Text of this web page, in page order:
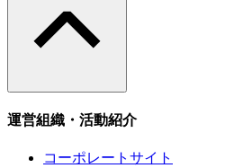
運営組織・活動紹介
コーポレートサイト